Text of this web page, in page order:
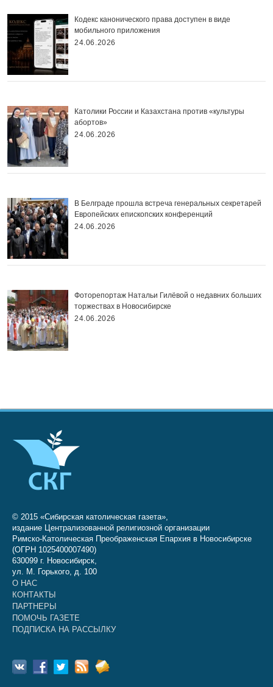
Кодекс канонического права доступен в виде
мобильного приложения
24.06.2026
Католики России и Казахстана против «культуры
абортов»
24.06.2026
В Белграде прошла встреча генеральных секретарей
Европейских епископских конференций
24.06.2026
Фоторепортаж Натальи Гилёвой о недавних больших
торжествах в Новосибирске
24.06.2026
© 2015 «Сибирская католическая газета»,
издание Централизованной религиозной организации
Римско-Католическая Преображенская Епархия в Новосибирске
(ОГРН 1025400007490)
630099 г. Новосибирск,
ул. М. Горького, д. 100
О НАС
КОНТАКТЫ
ПАРТНЕРЫ
ПОМОЧЬ ГАЗЕТЕ
ПОДПИСКА НА РАССЫЛКУ